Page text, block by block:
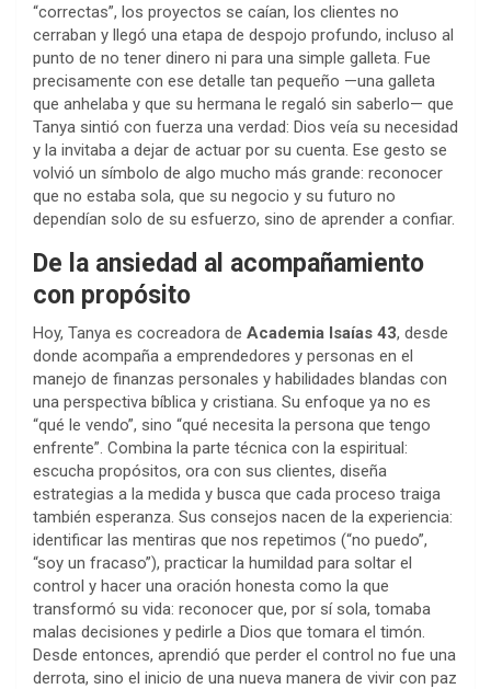
“correctas”, los proyectos se caían, los clientes no
cerraban y llegó una etapa de despojo profundo, incluso al
punto de no tener dinero ni para una simple galleta. Fue
precisamente con ese detalle tan pequeño —una galleta
que anhelaba y que su hermana le regaló sin saberlo— que
Tanya sintió con fuerza una verdad: Dios veía su necesidad
y la invitaba a dejar de actuar por su cuenta. Ese gesto se
volvió un símbolo de algo mucho más grande: reconocer
que no estaba sola, que su negocio y su futuro no
dependían solo de su esfuerzo, sino de aprender a confiar.
De la ansiedad al acompañamiento
con propósito
Hoy, Tanya es cocreadora de Academia Isaías 43, desde
donde acompaña a emprendedores y personas en el
manejo de finanzas personales y habilidades blandas con
una perspectiva bíblica y cristiana. Su enfoque ya no es
“qué le vendo”, sino “qué necesita la persona que tengo
enfrente”. Combina la parte técnica con la espiritual:
escucha propósitos, ora con sus clientes, diseña
estrategias a la medida y busca que cada proceso traiga
también esperanza. Sus consejos nacen de la experiencia:
identificar las mentiras que nos repetimos (“no puedo”,
“soy un fracaso”), practicar la humildad para soltar el
control y hacer una oración honesta como la que
transformó su vida: reconocer que, por sí sola, tomaba
malas decisiones y pedirle a Dios que tomara el timón.
Desde entonces, aprendió que perder el control no fue una
derrota, sino el inicio de una nueva manera de vivir con paz